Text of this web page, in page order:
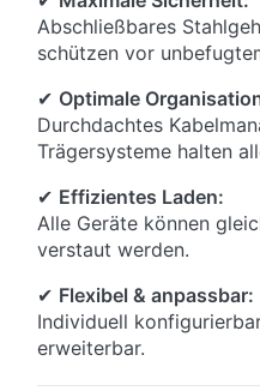
Abschließbares
schützen vor
✔ Optimale
Durchdachtes
Trägersysteme halten
✔ Effizientes Laden:
Alle Geräte können
verstaut werden.
✔ Flexibel & anpassbar:
Individuell
erweiterbar.